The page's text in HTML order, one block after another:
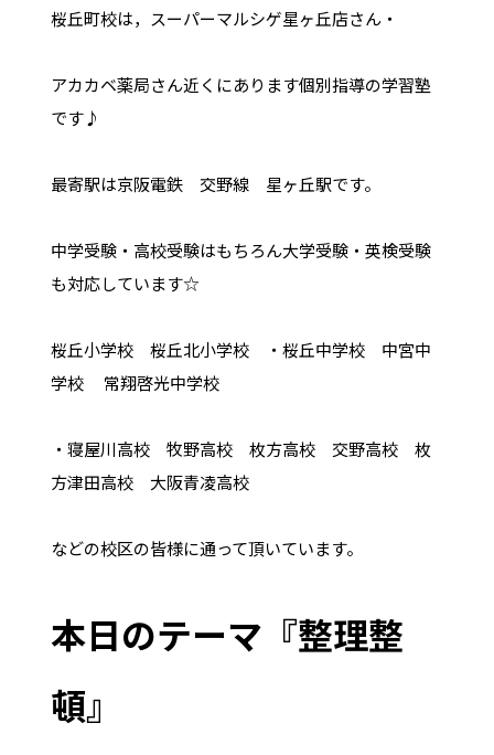
桜丘町校は，スーパーマルシゲ星ヶ丘店さん・
アカカベ薬局さん近くにあります個別指導の学習塾
です♪
最寄駅は京阪電鉄 交野線 星ヶ丘駅です。
中学受験・高校受験はもちろん大学受験・英検受験
も対応しています☆
桜丘小学校 桜丘北小学校 ・桜丘中学校 中宮中
学校 常翔啓光中学校
・寝屋川高校 牧野高校 枚方高校 交野高校 枚
方津田高校 大阪青凌高校
などの校区の皆様に通って頂いています。
本日のテーマ『整理整
頓』